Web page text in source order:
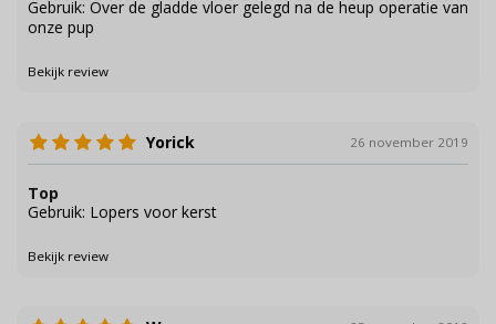
Gebruik: Over de gladde vloer gelegd na de heup operatie van
onze pup
Bekijk review
Yorick 26 november 2019
Top
Gebruik: Lopers voor kerst
Bekijk review